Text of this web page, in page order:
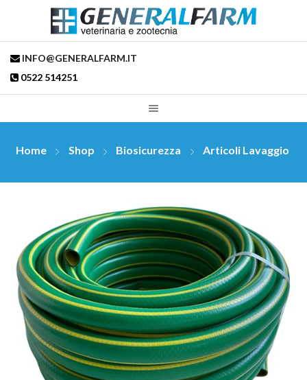
INFO@GENERALFARM.IT
0522 514251
Home Shop Biosicurezza Articoli Lavaggio